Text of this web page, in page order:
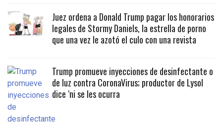
Juez ordena a Donald Trump pagar los honorarios
legales de Stormy Daniels, la estrella de porno
que una vez le azotó el culo con una revista
Trump promueve inyecciones de desinfectante o
de luz contra CoronaVirus; productor de Lysol
dice ‘ni se les ocurra